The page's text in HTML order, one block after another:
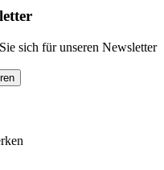
sich für unseren Newsletter